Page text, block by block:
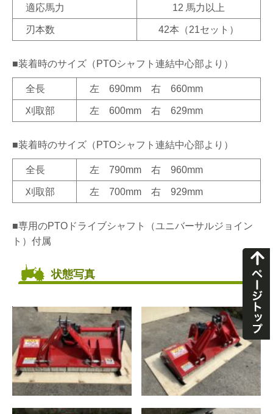
適応馬力 12 馬力以上
刃本数 42本（21セット）
■装着時のサイズ（PTOシャフト連結中心部より）
全長 左 690mm 右 660mm
刈取部 左 600mm 右 629mm
■装着時のサイズ（PTOシャフト連結中心部より）
全長 左 790mm 右 960mm
刈取部 左 700mm 右 929mm
■専用のPTOドライブシャフト（ユニバーサルジョイン
ト）付属
状態写真